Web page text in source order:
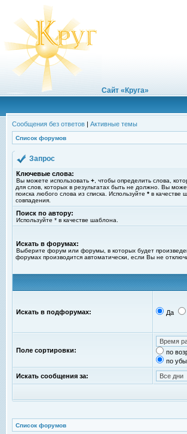
Сайт «Круга»
Сообщения без ответов | Активные темы
Список форумов
Запрос
Ключевые слова:
Вы можете использовать + , чтобы определить слова,
для слов, которых в результатах быть не должно. Вы
поиска любого слова из списка. Используйте * в качестве
совпадения.
Поиск по автору:
Используйте * в качестве шаблона.
Искать в форумах:
Выберите форум или форумы, в которых будет
форумах производится автоматически, если Вы не
Искать в подфорумах: Да
Поле сортировки:
по
по
Искать сообщения за:
Список форумов